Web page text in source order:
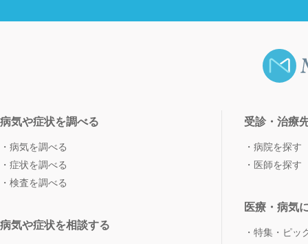
病気や症状を調べる
病気を調べる
症状を調べる
検査を調べる
病気や症状を相談する
受診・治療
病院を探す
医師を探す
医療・病気
特集・ピッ